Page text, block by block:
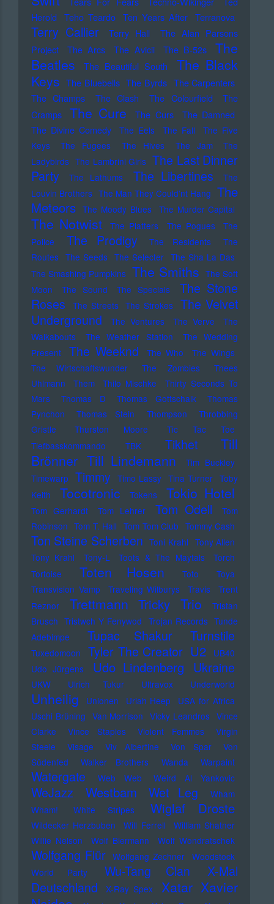
Herold
Teho Teardo Ten Years After Terranova
Terry Callier Terry Hall
The Alan Parsons
Project
The Arcs The Avicii The B-52s
The
Beatles
The Beautiful South
The Black
Keys The Bluebells The Byrds The Carpenters
The Champs
The Clash The Colourfield
The
Cramps
The Cure The Curs
The Damned
The Divine Comedy
The Eels The Fall
The Five
Keys
The Fugees The Hives The Jam
The
Ladybirds The Lambrini Girls The Last Dinner
Party
The Lathums The Libertines
The
Louvin Brothers The Man They Could'nt Hang The
Meteors The Moody Blues The Murder Capital
The Notwist The Platters The Pogues
The
Police
The Prodigy The Residents
The
Routes The Seeds The Selecter The Sha La Das
The Smashing Pumpkins The Smiths The Soft
Moon
The Sound The Specials
The Stone
Roses
The Streets The Strokes
The Velvet
Underground
The Ventures The Verve
The
Walkabouts
The Weather Station
The Wedding
Present
The Weeknd The Who
The Wings
The Wirtschaftswunder
The Zombies
Thees
Uhlmann
Them Thilo Mischke
Thirty Seconds To
Mars
Thomas D Thomas Gottschalk
Thomas
Pynchon
Thomas Stein Thompson
Throbbing
Gristle
Thurston Moore
Tic Tac Toe
Tiefbasskommando TBK
Tikhet
Till
Brönner Till Lindemann
Tim Buckley
Timewarp Timmy Timo Lassy Tina Turner Toby
Keith
Tocotronic Tokens Tokio Hotel
Tom Gerhardt Tom Lehrer Tom Odell
Tom
Robinson Tom T. Hall Tom Tom Club Tommy Cash
Ton Steine Scherben Toni Krahl Tony Allen
Tony Krahl
Tony-L Toots & The Maytals
Torch
Tortoise
Toten Hosen Toto
Toya
Transvision Vamp
Traveling Wilburys Travis
Trent
Reznor
Trettmann Tricky Trio
Tristan
Brusch Tristwch Y Fenywod Trojan Records Tunde
Adebimpe
Tupac Shakur Turnstile
Tuxedomoon Tyler The Creator U2
UB40
Udo Jürgens
Udo Lindenberg Ukraine
UKW Ulrich Tukur Ultravox Underworld
Unheilig Unionen Uriah Heep
USA for Africa
Uschi Brüning Van Morrison Vicky Leandros Vince
Clarke
Vince Staples Violent Femmes
Virgin
Steele
Visage Viv Albertine Von Spar
Von
Südenfed
Walker Brothers Wanda Warpaint
Watergate Web Web Weird Al Yankovic
WeJazz Westbam Wet Leg
Wham
Wham!
White Stripes Wiglaf Droste
Wildecker Herzbuben Will Ferrell
William Shatner
Willie Nelson
Wolf Biermann Wolf Wondratschek
Wolfgang Flür Wolfgang Zechner
Woodstock
World Party
Wu-Tang Clan
X-Mal
Deutschland
X-Ray Spex Xatar Xavier